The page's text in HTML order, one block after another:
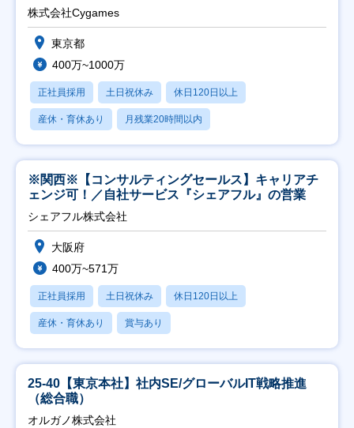
株式会社Cygames
東京都
400万~1000万
正社員採用 土日祝休み 休日120日以上
産休・育休あり 月残業20時間以内
※関西※【コンサルティングセールス】キャリアチ
ェンジ可！／自社サービス『シェアフル』の営業
シェアフル株式会社
大阪府
400万~571万
正社員採用 土日祝休み 休日120日以上
産休・育休あり 賞与あり
25-40【東京本社】社内SE/グローバルIT戦略推進
（総合職）
オルガノ株式会社